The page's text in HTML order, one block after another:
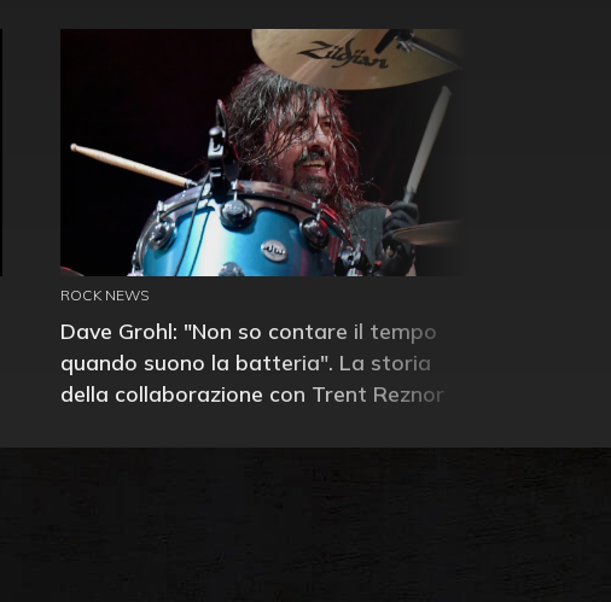
ROCK NEWS
Dave Grohl: "Non so contare il tempo
quando suono la batteria". La storia
della collaborazione con Trent Reznor